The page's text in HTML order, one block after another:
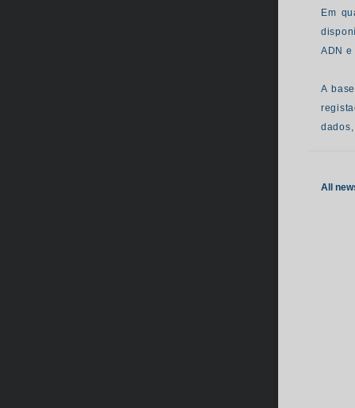
Em
ADN
A
All